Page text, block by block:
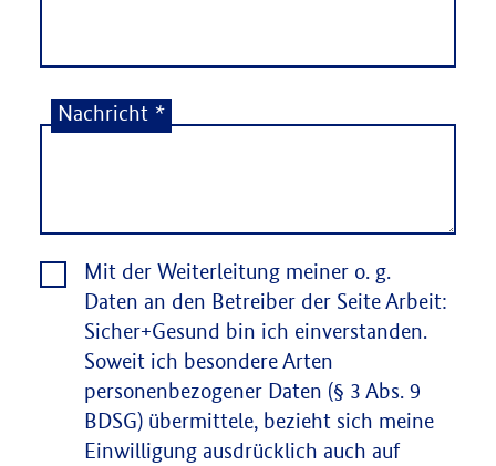
Nachricht *
Mit der Weiterleitung meiner o. g.
Daten an den Betreiber der Seite Arbeit:
Sicher+Gesund bin ich einverstanden.
Soweit ich besondere Arten
personenbezogener Daten (§ 3 Abs. 9
BDSG) übermittele, bezieht sich meine
Einwilligung ausdrücklich auch auf